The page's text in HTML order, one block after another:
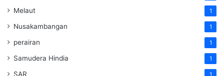
Melaut 1
Nusakambangan 1
perairan 1
Samudera Hindia 1
SAR 1